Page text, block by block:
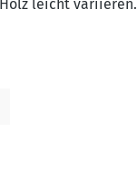
leicht variieren.